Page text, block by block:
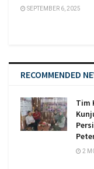
SEPTEMBER 6, 2025
RECOMMENDED
Tim
2